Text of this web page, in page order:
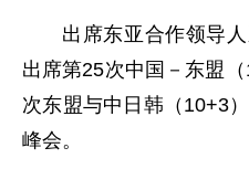
出席东亚合作领导
出席第25次中国－东盟
次东盟与中日韩（10+3
峰会。